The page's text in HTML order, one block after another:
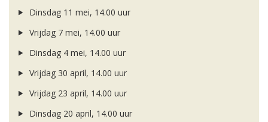
Dinsdag 11 mei, 14.00 uur
Vrijdag 7 mei, 14.00 uur
Dinsdag 4 mei, 14.00 uur
Vrijdag 30 april, 14.00 uur
Vrijdag 23 april, 14.00 uur
Dinsdag 20 april, 14.00 uur